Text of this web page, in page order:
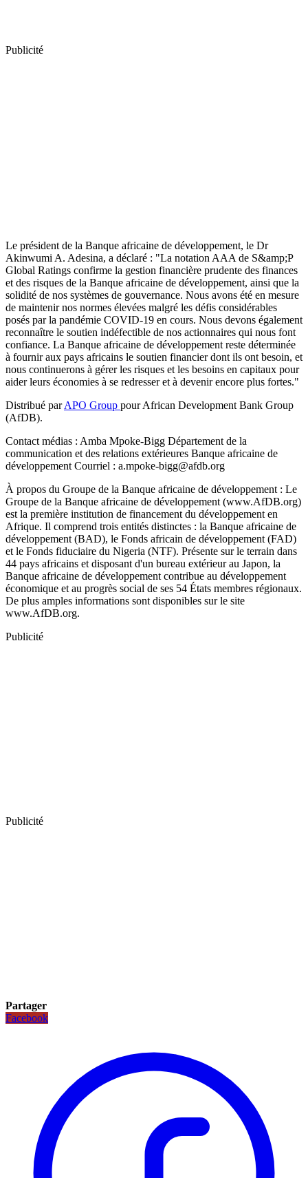
Publicité
Le président de la Banque africaine de développement, le Dr
Akinwumi A. Adesina, a déclaré : "La notation AAA de S&amp;P
Global Ratings confirme la gestion financière prudente des finances
et des risques de la Banque africaine de développement, ainsi que la
solidité de nos systèmes de gouvernance. Nous avons été en mesure
de maintenir nos normes élevées malgré les défis considérables
posés par la pandémie COVID-19 en cours. Nous devons également
reconnaître le soutien indéfectible de nos actionnaires qui nous font
confiance. La Banque africaine de développement reste déterminée
à fournir aux pays africains le soutien financier dont ils ont besoin, et
nous continuerons à gérer les risques et les besoins en capitaux pour
aider leurs économies à se redresser et à devenir encore plus fortes."
Distribué parAPO Group pour African Development Bank Group
(AfDB).
Contact médias : Amba Mpoke-Bigg Département de la
communication et des relations extérieures Banque africaine de
développement Courriel : a.mpoke-bigg@afdb.org
À propos du Groupe de la Banque africaine de développement : Le
Groupe de la Banque africaine de développement (www.AfDB.org)
est la première institution de financement du développement en
Afrique. Il comprend trois entités distinctes : la Banque africaine de
développement (BAD), le Fonds africain de développement (FAD)
et le Fonds fiduciaire du Nigeria (NTF). Présente sur le terrain dans
44 pays africains et disposant d'un bureau extérieur au Japon, la
Banque africaine de développement contribue au développement
économique et au progrès social de ses 54 États membres régionaux.
De plus amples informations sont disponibles sur le site
www.AfDB.org.
Publicité
Publicité
Partager
Facebook